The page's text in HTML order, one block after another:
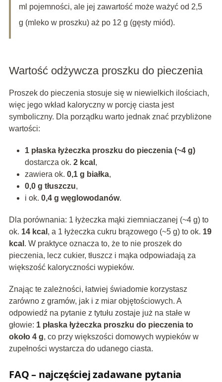
ml pojemności, ale jej zawartość może ważyć od 2,5
g (mleko w proszku) aż po 12 g (gęsty miód).
Wartość odżywcza proszku do pieczenia
Proszek do pieczenia stosuje się w niewielkich ilościach,
więc jego wkład kaloryczny w porcję ciasta jest
symboliczny. Dla porządku warto jednak znać przybliżone
wartości:
1 płaska łyżeczka proszku do pieczenia (~4 g)
dostarcza ok. 2 kcal ,
zawiera ok. 0,1 g białka,
0,0 g tłuszczu,
i ok. 0,4 g węglowodanów.
Dla porównania: 1 łyżeczka mąki ziemniaczanej (~4 g) to
ok. 14 kcal , a 1 łyżeczka cukru brązowego (~5 g) to ok. 19
kcal . W praktyce oznacza to, że to nie proszek do
pieczenia, lecz cukier, tłuszcz i mąka odpowiadają za
większość kaloryczności wypieków.
Znając te zależności, łatwiej świadomie korzystasz
zarówno z gramów, jak i z miar objętościowych. A
odpowiedź na pytanie z tytułu zostaje już na stałe w
głowie: 1 płaska łyżeczka proszku do pieczenia to
około 4 g, co przy większości domowych wypieków w
zupełności wystarcza do udanego ciasta.
FAQ – najczęściej zadawane pytania